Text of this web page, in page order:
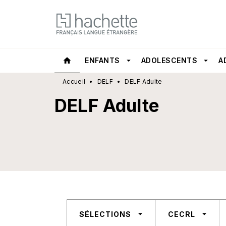
MENU RECHERCHE
home ENFANTS arrow_drop_down ADOLESCENTS arrow_drop_down
Accueil • DELF • DELF Adulte
DELF Adulte
SÉLECTIONS arrow_drop_down CECRL arrow_drop_down